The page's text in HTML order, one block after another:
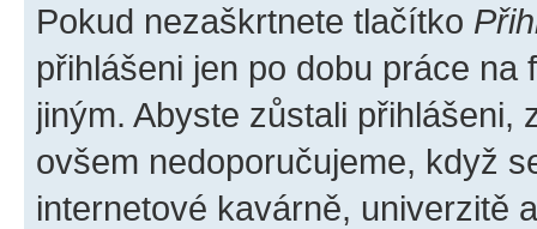
Pokud nezaškrtnete tlačítko
přihlášeni jen po dobu práce
jiným. Abyste zůstali přihlášeni,
ovšem nedoporučujeme, když
internetové kavárně, univerzitě